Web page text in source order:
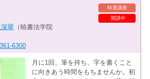
特選講座
開講中
翠（暁書法学院
6300
月に1回、筆を持ち、字を書くこと
に向きあう時間をもちませんか。初